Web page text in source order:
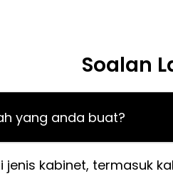
Soalan
yang anda buat?
jenis kabinet, termasuk